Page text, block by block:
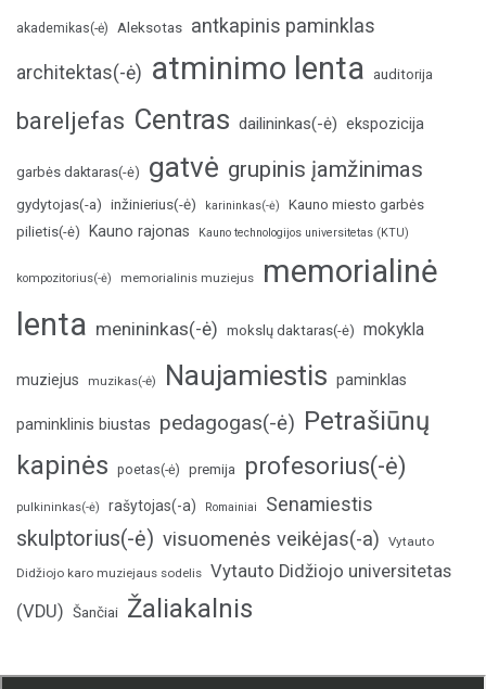
akademikas(-ė) Aleksotas antkapinis paminklas
architektas(-ė) atminimo lenta auditorija
bareljefas Centras dailininkas(-ė) ekspozicija
garbės daktaras(-ė) gatvė grupinis įamžinimas
gydytojas(-a) inžinierius(-ė) karininkas(-ė)
Kauno miesto garbės
pilietis(-ė)
Kauno rajonas Kauno technologijos universitetas (KTU)
kompozitorius(-ė) memorialinis muziejus
memorialinė
lenta menininkas(-ė) mokslų daktaras(-ė) mokykla
muziejus muzikas(-ė) Naujamiestis paminklas
paminklinis biustas pedagogas(-ė) Petrašiūnų
kapinės poetas(-ė) premija profesorius(-ė)
pulkininkas(-ė) rašytojas(-a) Romainiai Senamiestis
skulptorius(-ė) visuomenės veikėjas(-a) Vytauto
Didžiojo karo muziejaus sodelis Vytauto Didžiojo universitetas
(VDU) Šančiai Žaliakalnis